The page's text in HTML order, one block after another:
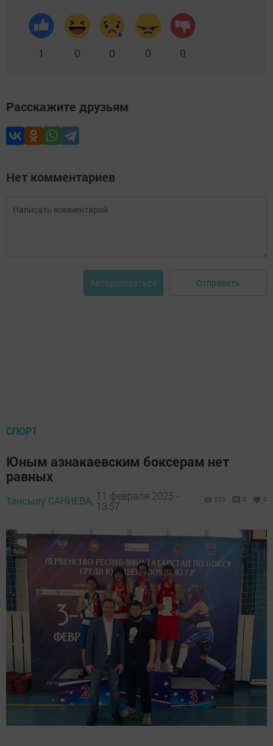
1 0 0 0 0
Расскажите друзьям
Нет комментариев
Авторизоваться Отправить
СПОРТ
Юным азнакаевским боксерам нет
равных
Тансылу САНИЕВА, 11 февраля 2025 -
13:57
520 0 0